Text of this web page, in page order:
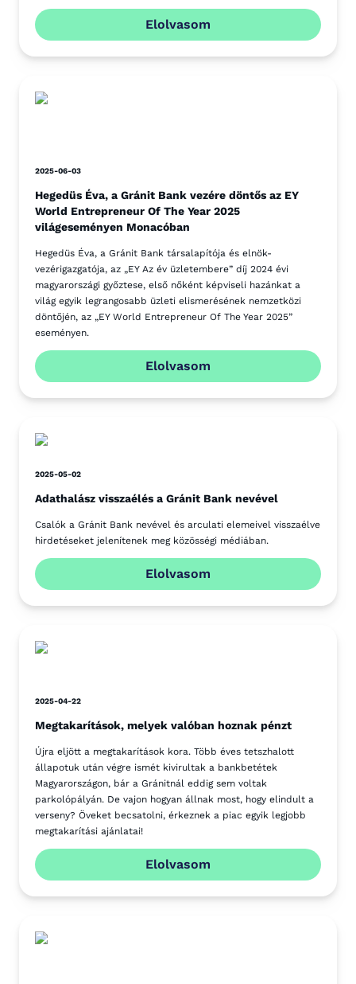
Elolvasom
2025-06-03
Hegedüs Éva, a Gránit Bank vezére döntős az EY
World Entrepreneur Of The Year 2025
világeseményen Monacóban
Hegedüs Éva, a Gránit Bank társalapítója és elnök-
vezérigazgatója, az „EY Az év üzletembere” díj 2024 évi
magyarországi győztese, első nőként képviseli hazánkat a
világ egyik legrangosabb üzleti elismerésének nemzetközi
döntőjén, az „EY World Entrepreneur Of The Year 2025”
eseményen.
Elolvasom
2025-05-02
Adathalász visszaélés a Gránit Bank nevével
Csalók a Gránit Bank nevével és arculati elemeivel visszaélve
hirdetéseket jelenítenek meg közösségi médiában.
Elolvasom
2025-04-22
Megtakarítások, melyek valóban hoznak pénzt
Újra eljött a megtakarítások kora. Több éves tetszhalott
állapotuk után végre ismét kivirultak a bankbetétek
Magyarországon, bár a Gránitnál eddig sem voltak
parkolópályán. De vajon hogyan állnak most, hogy elindult a
verseny? Öveket becsatolni, érkeznek a piac egyik legjobb
megtakarítási ajánlatai!
Elolvasom